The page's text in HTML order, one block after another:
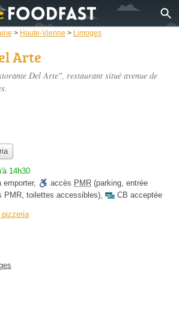
> Haute-Vienne > Limoges
Arte
Del Arte", restaurant situé avenue de
14h30
emporter, accès PMR (parking, entrée
PMR, toilettes accessibles), CB acceptée
pizzeria